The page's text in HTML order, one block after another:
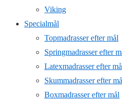
Viking
Specialmål
Topmadrasser efter mål
Springmadrasser efter
Latexmadrasser efter
Skummadrasser efter
Boxmadrasser efter mål